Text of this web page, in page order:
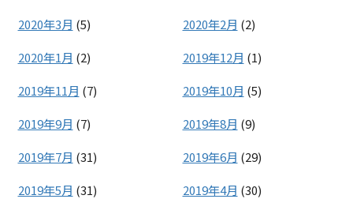
2020年3月 (5) 2020年2月 (2)
2020年1月 (2) 2019年12月 (1)
2019年11月 (7) 2019年10月 (5)
2019年9月 (7) 2019年8月 (9)
2019年7月 (31) 2019年6月 (29)
2019年5月 (31) 2019年4月 (30)